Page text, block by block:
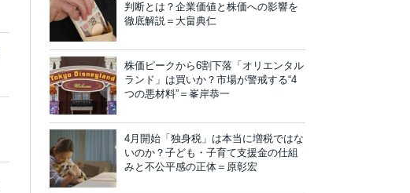
判断とは？企業価値と株価への影響を
徹底解説＝大畠典仁
株価ピークから6割下落「オリエンタル
ランド」は買いか？市場が警戒する“4
つの悪材料”＝峯岸恭一
4月開始「独身税」は本当に増税ではな
いのか？子ども・子育て支援金の仕組
みと不公平感の正体＝原彰宏